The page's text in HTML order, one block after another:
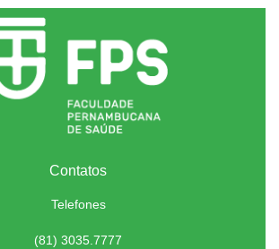
Contatos
Telefones
(81) 3035.7777